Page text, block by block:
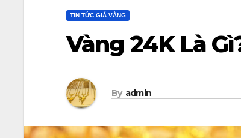
TIN TỨC GIÁ VÀNG
Vàng 24K Là
By admin